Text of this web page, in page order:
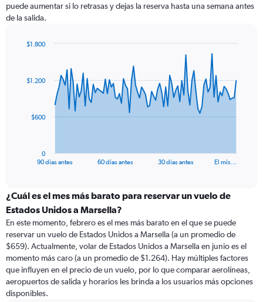
puede aumentar si lo retrasas y dejas la reserva hasta una semana antes
de la salida.
data
The
categories.
Range:
categories.
The
chart
has
1
Y
axis
90 días antes 60 días antes 30 días antes El mis…
0
$600
$1.200
$1.800
¿Cuál es el mes más barato para reservar un vuelo de
Estados Unidos a Marsella?
En este momento, febrero es el mes más barato en el que se puede
reservar un vuelo de Estados Unidos a Marsella (a un promedio de
$659). Actualmente, volar de Estados Unidos a Marsella en junio es el
momento más caro (a un promedio de $1.264). Hay múltiples factores
que influyen en el precio de un vuelo, por lo que comparar aerolíneas,
aeropuertos de salida y horarios les brinda a los usuarios más opciones
disponibles.